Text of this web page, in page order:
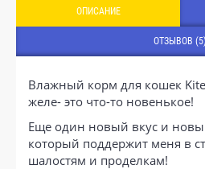
ОПИСАНИЕ
ОТЗЫВОВ (5)
Влажный корм для кошек
желе- это что-то новенькое!
Еще один новый вкус и
который поддержит меня в
шалостям и проделкам!